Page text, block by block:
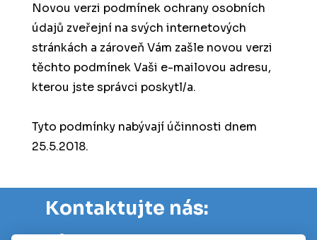
Novou verzi podmínek ochrany osobních
údajů zveřejní na svých internetových
stránkách a zároveň Vám zašle novou verzi
těchto podmínek Vaši e-mailovou adresu,
kterou jste správci poskytl/a.
Tyto podmínky nabývají účinnosti dnem
25.5.2018.
Kontaktujte nás: